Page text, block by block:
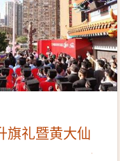
旗礼暨黄大仙